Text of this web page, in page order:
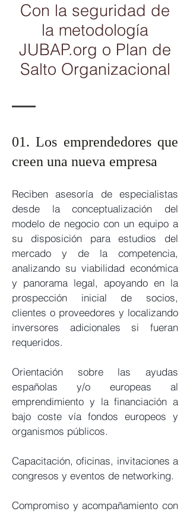
Con la seguridad de
la metodología
JUBAP.org o Plan de
Salto Organizacional
01. Los emprendedores que
creen una nueva empresa
Reciben asesoría de especialistas
desde la conceptualización del
modelo de negocio con un equipo a
su disposición para estudios del
mercado y de la competencia,
analizando su viabilidad económica
y panorama legal, apoyando en la
prospección inicial de socios,
clientes o proveedores y localizando
inversores adicionales si fueran
requeridos.
Orientación sobre las ayudas
españolas y/o europeas al
emprendimiento y la financiación a
bajo coste vía fondos europeos y
organismos públicos.
Capacitación, oficinas, invitaciones a
congresos y eventos de networking.
Compromiso y acompañamiento con